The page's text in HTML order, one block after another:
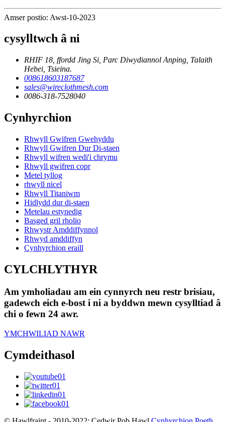
Amser postio: Awst-10-2023
cysylltwch â ni
RHIF 18, ffordd Jing Si, Parc Diwydiannol Anping, Talaith
Hebei, Tsieina.
008618603187687
sales@wireclothmesh.com
0086-318-7528040
Cynhyrchion
Rhwyll Gwifren Gwehyddu
Rhwyll Gwifren Dur Di-staen
Rhwyll wifren wedi'i chrymu
Rhwyll gwifren copr
Metel tyllog
rhwyll nicel
Rhwyll Titaniwm
Hidlydd dur di-staen
Metelau estynedig
Basged gril rholio
Rhwystr Amddiffynnol
Rhwyd amddiffyn
Cynhyrchion eraill
CYLCHLYTHYR
Am ymholiadau am ein cynnyrch neu restr brisiau,
gadewch eich e-bost i ni a byddwn mewn cysylltiad â
chi o fewn 24 awr.
YMCHWILIAD NAWR
Cymdeithasol